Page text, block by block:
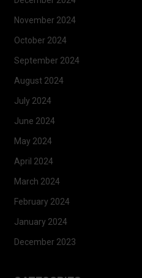
November 2024
October 2024
September 2024
August 2024
July 2024
June 2024
May 2024
April 2024
March 2024
February 2024
January 2024
December 2023